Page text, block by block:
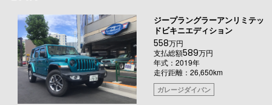
ジープラングラーアンリミテッ
ドビキニエディション
558万円
支払総額589万円
年式：2019年
走行距離：26,650km
ガレージダイバン